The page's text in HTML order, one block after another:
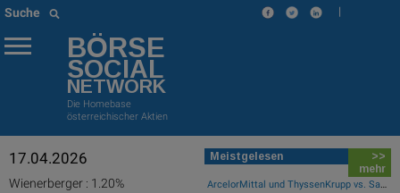
Suche |
BÖRSE
SOCIAL
NETWORK
Die Homebase
österreichischer Aktien
17.04.2026
Wienerberger : 1.20%
Meistgelesen
>>
mehr
ArcelorMittal und ThyssenKrupp vs. Salzgitter und voestalpine – kommentierter KW 32 Peer Group Watch Stahl